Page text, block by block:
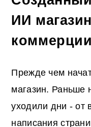
ИИ
коммерции
Прежде чем
магазин. Раньше
уходили дни - от
написания